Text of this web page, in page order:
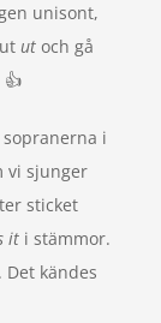
unisont,
ut och gå
i
vi sjunger
sticket
it i stämmor.
kändes